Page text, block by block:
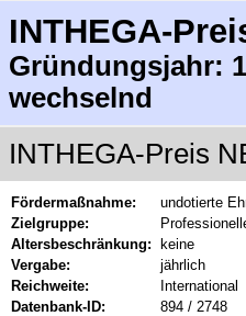
INTHEGA-
Gründungsjahr:
wechselnd
INTHEGA-Preis
Fördermaßnahme:
undotierte
Zielgruppe:
Altersbeschränkung:
keine
Vergabe:
jährlich
Reichweite:
International
Datenbank-ID:
894 / 2748